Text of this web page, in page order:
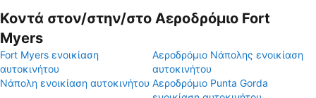
Κοντά στον/στην/στο Αεροδρόμιο Fort
Myers
Fort Myers ενοικίαση
αυτοκινήτου
Αεροδρόμιο Νάπολης ενοικίαση
αυτοκινήτου
Νάπολη ενοικίαση αυτοκινήτου Αεροδρόμιο Punta Gorda